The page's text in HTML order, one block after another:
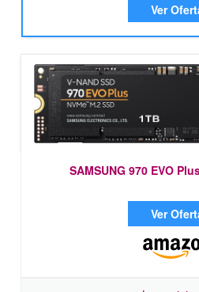
Ver
SAMSUNG 970 EVO
Ver